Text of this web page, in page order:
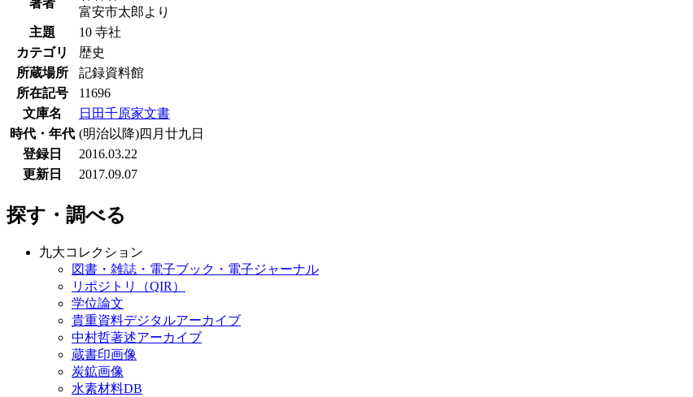
著者
富安市太郎より
主題
10 寺社
カテゴリ
歴史
所蔵場所
記録資料館
所在記号
11696
文庫名
日田千原家文書
時代・年代 (明治以降)四月廿九日
登録日
2016.03.22
更新日
2017.09.07
探す・調べる
九大コレクション
図書・雑誌・電子ブック・電子ジャーナル
リポジトリ（QIR）
学位論文
貴重資料デジタルアーカイブ
中村哲著述アーカイブ
蔵書印画像
炭鉱画像
水素材料DB